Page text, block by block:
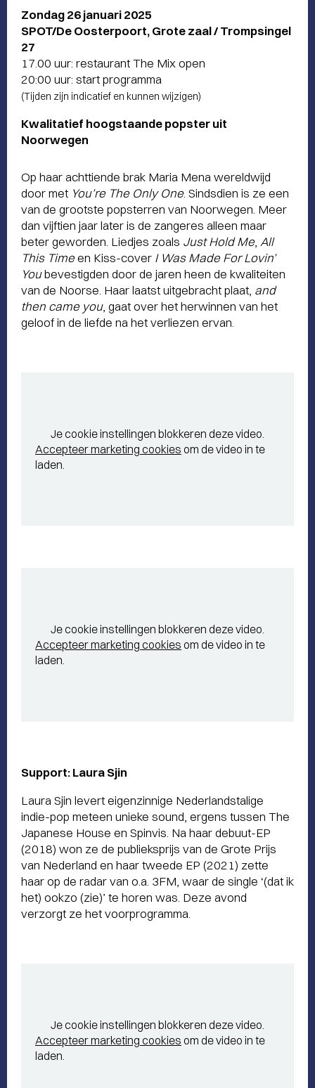
Zondag 26 januari 2025
SPOT/De Oosterpoort, Grote zaal / Trompsingel
27
17.00 uur: restaurant The Mix open
20:00 uur: start programma
(Tijden zijn indicatief en kunnen wijzigen)
Kwalitatief hoogstaande popster uit
Noorwegen
Op haar achttiende brak Maria Mena wereldwijd
door met You’re The Only One . Sindsdien is ze een
van de grootste popsterren van Noorwegen. Meer
dan vijftien jaar later is de zangeres alleen maar
beter geworden. Liedjes zoals Just Hold Me All
This Timeen Kiss-cover I Was Made For Lovin’
Youbevestigden door de jaren heen de kwaliteiten
van de Noorse. Haar laatst uitgebracht plaat, and
then came you, gaat over het herwinnen van het
geloof in de liefde na het verliezen ervan.
Je cookie instellingen blokkeren deze video.
Accepteer marketing cookies om de video in te
laden.
Je cookie instellingen blokkeren deze video.
Accepteer marketing cookies om de video in te
laden.
Support: Laura Sjin
Laura Sjin levert eigenzinnige Nederlandstalige
indie-pop meteen unieke sound, ergens tussen The
Japanese House en Spinvis. Na haar debuut-EP
(2018) won ze de publieksprijs van de Grote Prijs
van Nederland en haar tweede EP (2021) zette
haar op de radar van o.a. 3FM, waar de single ‘(dat ik
het) ookzo (zie)’ te horen was. Deze avond
verzorgt ze het voorprogramma.
Je cookie instellingen blokkeren deze video.
Accepteer marketing cookies om de video in te
laden.